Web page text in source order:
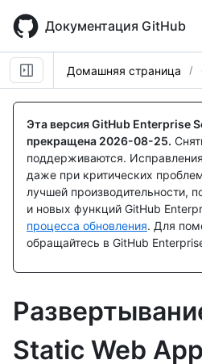
main
content
Документация GitHub
Домашняя страница
Эта версия GitHub Enterprise
прекращена 2026-08-25.
поддерживаются.
даже при критических
лучшей производительности,
и новых функций GitHub
процесса обновления. Для
обращайтесь в GitHub
Static Web App